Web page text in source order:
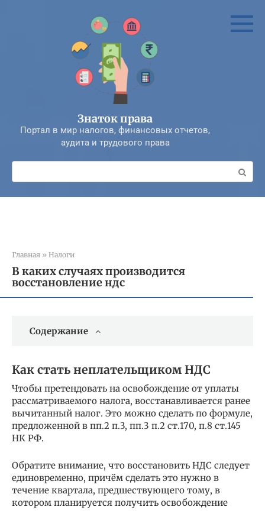
Знаток права
Портал в мир налогов, финансовых отчетов,
аудита и трудового права
Поиск:
Главная » Налоги
В каких случаях производится
восстановление ндс
Содержание
Как стать неплательщиком НДС
Чтобы претендовать на освобождение от уплаты
рассматриваемого налога, восстанавливается ранее
вычитанный налог. Это можно сделать по формуле,
предложенной в пп.2 п.3, пп.3 п.2 ст.170, п.8 ст.145
НК РФ.
Обратите внимание, что восстановить НДС следует
единовременно, причём сделать это нужно в
течение квартала, предшествующего тому, в
котором планируется получить освобождение